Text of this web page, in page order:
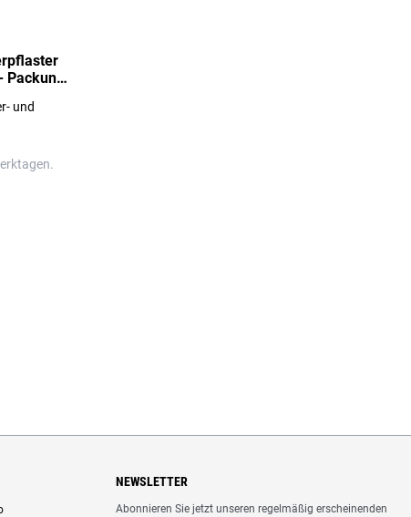
Packung
und
NEWSLETTER
Abonnieren Sie jetzt unseren regelmäßig erscheinenden